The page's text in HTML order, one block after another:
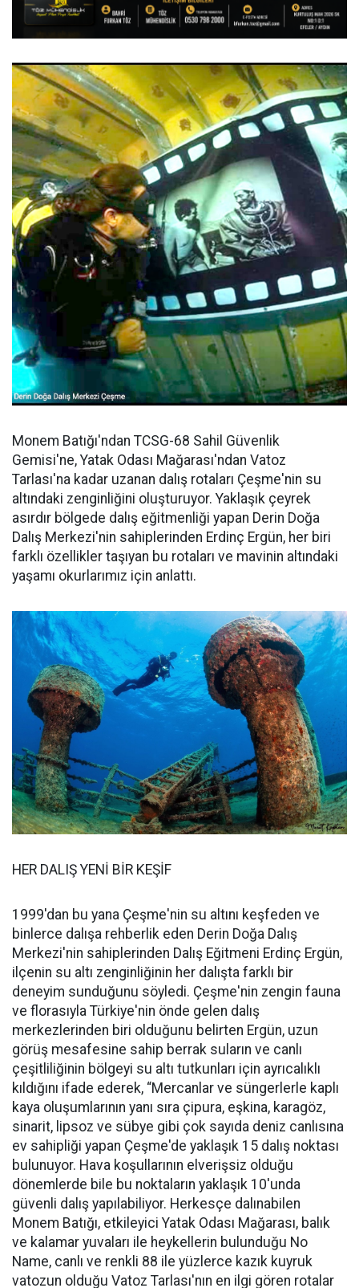
Monem Batığı'ndan TCSG-68 Sahil Güvenlik
Gemisi'ne, Yatak Odası Mağarası'ndan Vatoz
Tarlası'na kadar uzanan dalış rotaları Çeşme'nin su
altındaki zenginliğini oluşturuyor. Yaklaşık çeyrek
asırdır bölgede dalış eğitmenliği yapan Derin Doğa
Dalış Merkezi'nin sahiplerinden Erdinç Ergün, her biri
farklı özellikler taşıyan bu rotaları ve mavinin altındaki
yaşamı okurlarımız için anlattı.
HER DALIŞ YENİ BİR KEŞİF
1999'dan bu yana Çeşme'nin su altını keşfeden ve
binlerce dalışa rehberlik eden Derin Doğa Dalış
Merkezi'nin sahiplerinden Dalış Eğitmeni Erdinç Ergün,
ilçenin su altı zenginliğinin her dalışta farklı bir
deneyim sunduğunu söyledi. Çeşme'nin zengin fauna
ve florasıyla Türkiye'nin önde gelen dalış
merkezlerinden biri olduğunu belirten Ergün, uzun
görüş mesafesine sahip berrak suların ve canlı
çeşitliliğinin bölgeyi su altı tutkunları için ayrıcalıklı
kıldığını ifade ederek, “Mercanlar ve süngerlerle kaplı
kaya oluşumlarının yanı sıra çipura, eşkina, karagöz,
sinarit, lipsoz ve sübye gibi çok sayıda deniz canlısına
ev sahipliği yapan Çeşme'de yaklaşık 15 dalış noktası
bulunuyor. Hava koşullarının elverişsiz olduğu
dönemlerde bile bu noktaların yaklaşık 10'unda
güvenli dalış yapılabiliyor. Herkesçe dalınabilen
Monem Batığı, etkileyici Yatak Odası Mağarası, balık
ve kalamar yuvaları ile heykellerin bulunduğu No
Name, canlı ve renkli 88 ile yüzlerce kazık kuyruk
vatozun olduğu Vatoz Tarlası'nın en ilgi gören rotalar